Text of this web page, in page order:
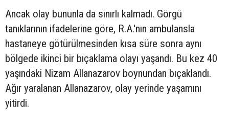
Ancak olay bununla da sınırlı kalmadı. Görgü
tanıklarının ifadelerine göre, R.A.'nın ambulansla
hastaneye götürülmesinden kısa süre sonra aynı
bölgede ikinci bir bıçaklama olayı yaşandı. Bu kez 40
yaşındaki Nizam Allanazarov boynundan bıçaklandı.
Ağır yaralanan Allanazarov, olay yerinde yaşamını
yitirdi.